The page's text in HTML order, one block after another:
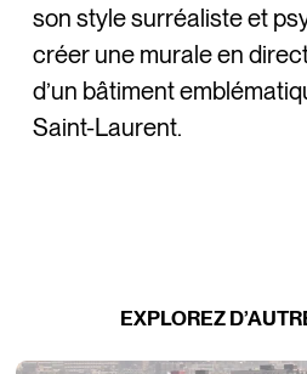
son style surréaliste et
créer une murale en
d’un bâtiment
Saint-Laurent.
EXPLOREZ